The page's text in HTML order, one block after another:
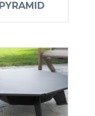
PYRAMID